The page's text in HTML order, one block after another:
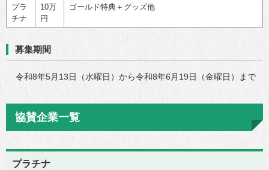
プラ
チナ
10万
円
ゴールド特典＋グッズ他
募集期間
令和8年5月13日（水曜日）から令和8年6月19日（金曜日）まで
協賛企業一覧
プラチナ